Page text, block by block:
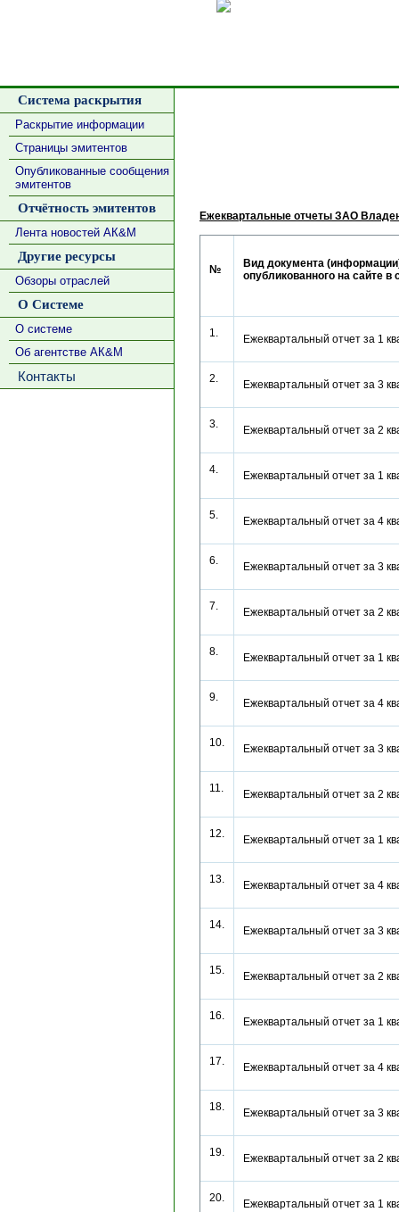
Система раскрытия
Раскрытие информации
Страницы эмитентов
Опубликованные сообщения
эмитентов
Отчётность эмитентов
Лента новостей АК&М
Другие ресурсы
Обзоры отраслей
О Системе
О системе
Об агентстве АК&М
Контакты
Ежеквартальные отчеты ЗАО
№
Вид документа
опубликованного на сайте в
1. Ежеквартальный отчет за 1
2. Ежеквартальный отчет за 3
3. Ежеквартальный отчет за 2
4. Ежеквартальный отчет за 1
5. Ежеквартальный отчет за 4
6. Ежеквартальный отчет за 3
7. Ежеквартальный отчет за 2
8. Ежеквартальный отчет за 1
9. Ежеквартальный отчет за 4
10. Ежеквартальный отчет за 3
11. Ежеквартальный отчет за 2
12. Ежеквартальный отчет за 1
13. Ежеквартальный отчет за 4
14. Ежеквартальный отчет за 3
15. Ежеквартальный отчет за 2
16. Ежеквартальный отчет за 1
17. Ежеквартальный отчет за 4
18. Ежеквартальный отчет за 3
19. Ежеквартальный отчет за 2
20. Ежеквартальный отчет за 1